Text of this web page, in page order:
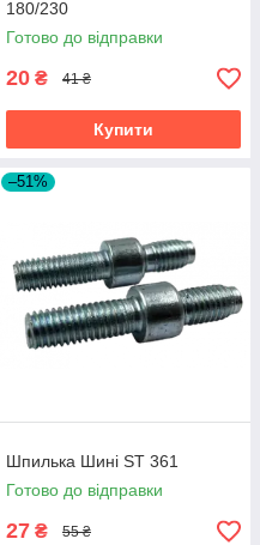
180/230
Готово до відправки
20 ₴ 41 ₴
Купити
–51%
Шпилька Шині ST 361
Готово до відправки
27 ₴ 55 ₴